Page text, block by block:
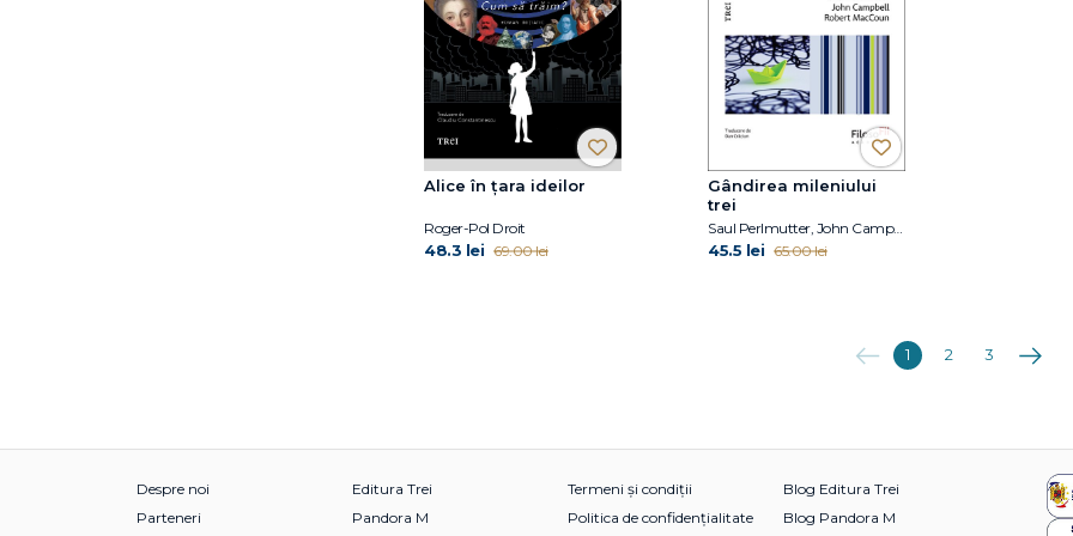
Alice în țara ideilor
Roger-Pol Droit
48.3 lei 69.00 lei
Gândirea mileniului
trei
Saul Perlmutter, John Campbell, Robert MacCoun
45.5 lei 65.00 lei
Anterioara
1 2 3
Despre noi
Parteneri
Editura Trei
Pandora M
Termeni și condiții
Politica de confidențialitate
Blog Editura Trei
Blog Pandora M